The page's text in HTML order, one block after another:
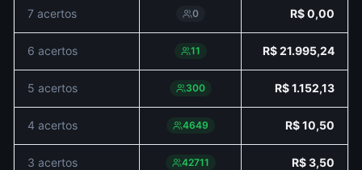
7 acertos 0 R$ 0,00
6 acertos 11 R$ 21.995,24
5 acertos 300 R$ 1.152,13
4 acertos 4649 R$ 10,50
3 acertos 42711 R$ 3,50